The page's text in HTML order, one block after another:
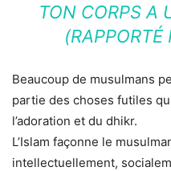
TON CORPS A
Beaucoup de musulmans
partie des choses futiles
l’adoration et du dhikr.
L’Islam façonne le
intellectuellement,